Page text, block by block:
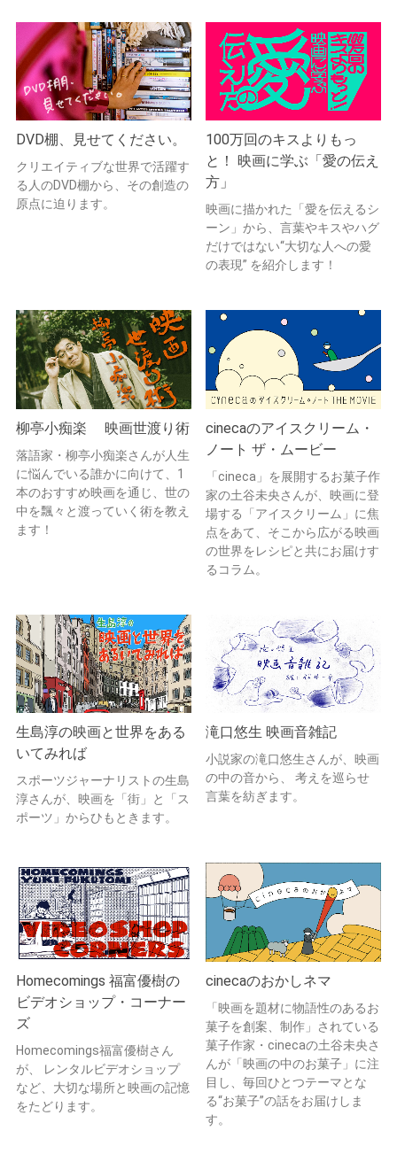
DVD棚、見せてください。
クリエイティブな世界で活躍す
る人のDVD棚から、その創造の
原点に迫ります。
100万回のキスよりもっ
と！ 映画に学ぶ「愛の伝え
方」
映画に描かれた「愛を伝えるシ
ーン」から、言葉やキスやハグ
だけではない“大切な人への愛
の表現” を紹介します！
柳亭小痴楽 映画世渡り術
落語家・柳亭小痴楽さんが人生
に悩んでいる誰かに向けて、1
本のおすすめ映画を通じ、世の
中を飄々と渡っていく術を教え
ます！
cinecaのアイスクリーム・
ノート ザ・ムービー
「cineca」を展開するお菓子作
家の土谷未央さんが、映画に登
場する「アイスクリーム」に焦
点をあて、そこから広がる映画
の世界をレシピと共にお届けす
るコラム。
生島淳の映画と世界をある
いてみれば
スポーツジャーナリストの生島
淳さんが、映画を「街」と「ス
ポーツ」からひもときます。
滝口悠生 映画音雑記
小説家の滝口悠生さんが、映画
の中の音から、 考えを巡らせ
言葉を紡ぎます。
Homecomings 福富優樹の
ビデオショップ・コーナー
ズ
Homecomings福富優樹さん
が、 レンタルビデオショップ
など、大切な場所と映画の記憶
をたどります。
cinecaのおかしネマ
「映画を題材に物語性のあるお
菓子を創案、制作」されている
菓子作家・cinecaの土谷未央さ
んが「映画の中のお菓子」に注
目し、毎回ひとつテーマとな
る“お菓子”の話をお届けしま
す。